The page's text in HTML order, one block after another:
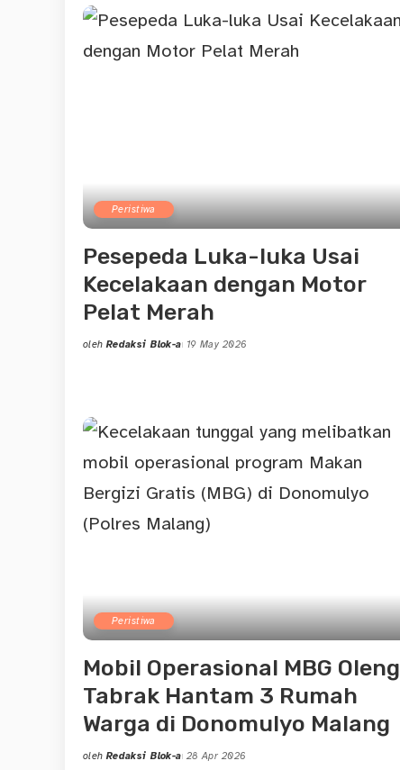
Peristiwa
Pesepeda Luka-luka Usai
Kecelakaan dengan Motor
Pelat Merah
Posted
oleh Redaksi Blok-a 19 May 2026
Peristiwa
Mobil Operasional MBG Oleng
Tabrak Hantam 3 Rumah
Warga di Donomulyo Malang
Posted
oleh Redaksi Blok-a 28 Apr 2026